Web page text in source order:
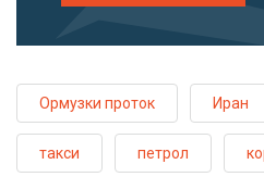
Ормузки проток Иран
такси петрол